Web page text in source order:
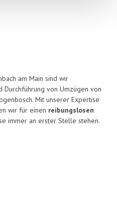
am Main sind wir
von Umzügen von
Mit unserer Expertise
wir für einen reibungslosen
immer an erster Stelle stehen.